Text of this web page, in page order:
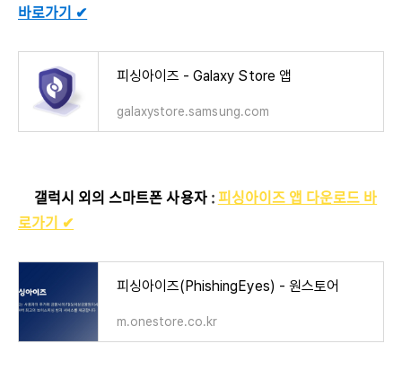
바로가기 ✔︎
피싱아이즈 - Galaxy Store 앱
galaxystore.samsung.com
갤럭시 외의 스마트폰 사용자 :피싱아이즈 앱 다운로드 바
로가기 ✔︎
피싱아이즈(PhishingEyes) - 원스토어
m.onestore.co.kr